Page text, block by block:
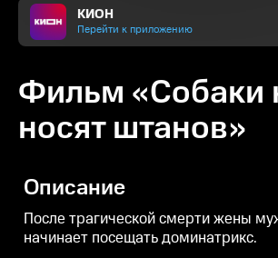
КИОН
Перейти к приложению
Фильм «Собаки
носят штанов»
Описание
После трагической смерти жены
начинает посещать доминатрикс.